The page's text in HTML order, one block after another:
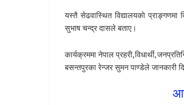
यस्तै सेढवास्थित विद्यालयकाे प्राङ्गणमा
सुभाष चन्द्र दासले बताए।
कार्यक्रममा नेपाल
बसन्तपुरका रेन्जर सुमन पाण्डेले जानकारी